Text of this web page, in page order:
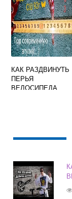
SHIMANO
КАК РАЗДВИНУТЬ
ПЕРЬЯ
ВЕЛОСИПЕДА